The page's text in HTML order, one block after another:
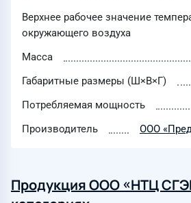
Верхнее рабочее значение
окружающего воздуха
Масса
Габаритные размеры (Ш×В×Г)
Потребляемая мощность
Производитель
ООО
Продукция ООО «НТЦ